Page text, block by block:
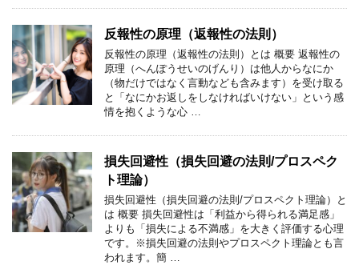
反報性の原理（返報性の法則）
反報性の原理（返報性の法則）とは 概要 返報性の
原理（へんぽうせいのげんり）は他人からなにか
（物だけではなく言動なども含みます）を受け取る
と「なにかお返しをしなければいけない」という感
情を抱くような心 …
損失回避性（損失回避の法則/プロスペク
ト理論）
損失回避性（損失回避の法則/プロスペクト理論）と
は 概要 損失回避性は「利益から得られる満足感」
よりも「損失による不満感」を大きく評価する心理
です。※損失回避の法則やプロスペクト理論とも言
われます。簡 …